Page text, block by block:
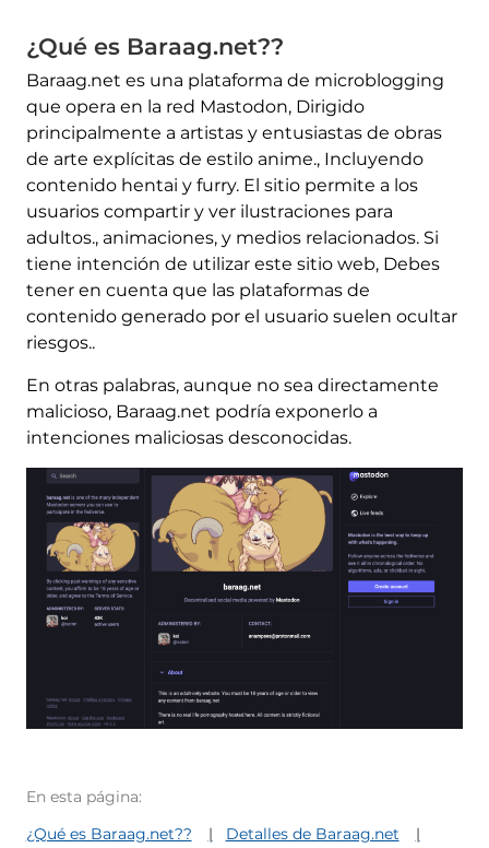
¿Qué es Baraag.net??
Baraag.net es una plataforma de microblogging
que opera en la red Mastodon, Dirigido
principalmente a artistas y entusiastas de obras
de arte explícitas de estilo anime., Incluyendo
contenido hentai y furry. El sitio permite a los
usuarios compartir y ver ilustraciones para
adultos., animaciones, y medios relacionados. Si
tiene intención de utilizar este sitio web, Debes
tener en cuenta que las plataformas de
contenido generado por el usuario suelen ocultar
riesgos..
En otras palabras, aunque no sea directamente
malicioso, Baraag.net podría exponerlo a
intenciones maliciosas desconocidas.
En esta página:
¿Qué es Baraag.net??
Detalles de Baraag.net